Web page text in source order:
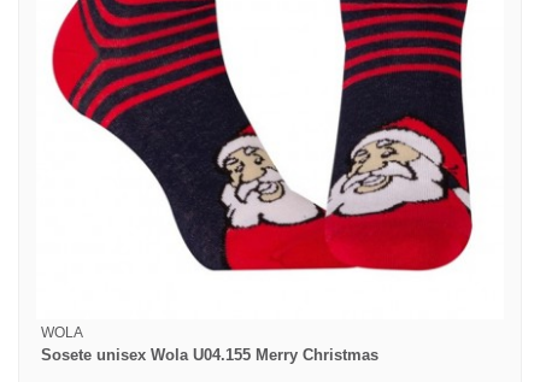
WOLA
Sosete unisex Wola U04.155 Merry Christmas